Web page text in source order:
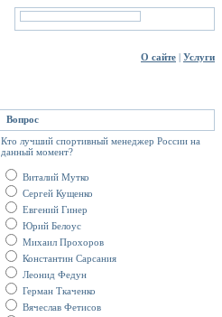
О сайте | Услуги
Вопрос
Кто лучший спортивный менеджер России на
данный момент?
Виталий Мутко
Сергей Кущенко
Евгений Гинер
Юрий Белоус
Михаил Прохоров
Константин Сарсания
Леонид Федун
Герман Ткаченко
Вячеслав Фетисов